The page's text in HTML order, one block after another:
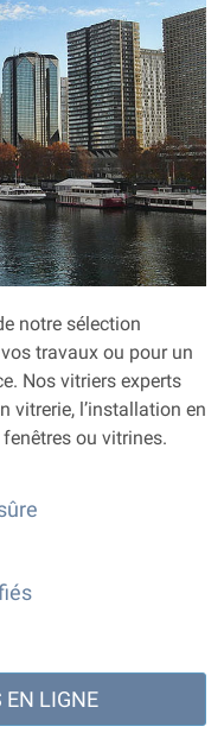
notre sélection
travaux ou pour un
Nos vitriers experts
vitrerie, l’installation en
ou vitrines.
EN LIGNE